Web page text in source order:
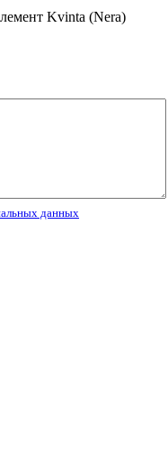
Kvinta (Nera)
данных